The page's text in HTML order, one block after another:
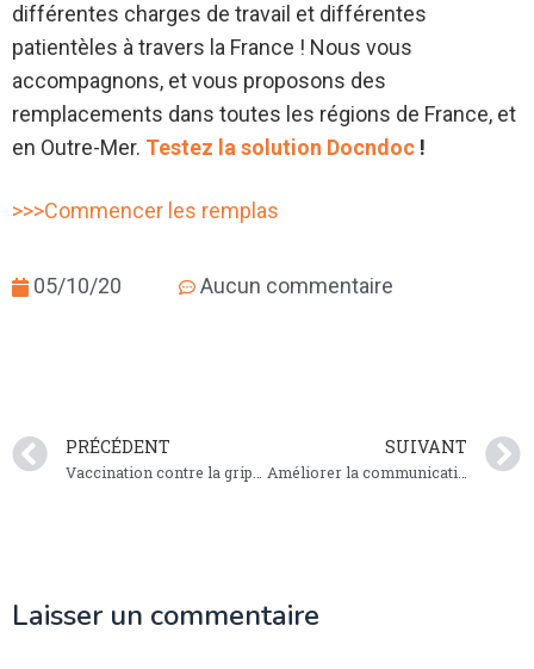
différentes charges de travail et différentes
patientèles à travers la France ! Nous vous
accompagnons, et vous proposons des
remplacements dans toutes les régions de France, et
en Outre-Mer. Testez la solution Docndoc !
>>>Commencer les remplas
05/10/20 Aucun commentaire
PRÉCÉDENT SUIVANT
Laisser un commentaire